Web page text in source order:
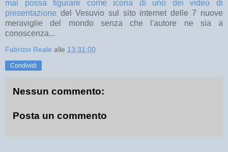
mai possa figurare come icona di uno dei video di
presentazione del Vesuvio sul sito internet delle 7 nuove
meraviglie del mondo senza che l'autore ne sia a
conoscenza...
Fabrizio Reale alle 13:31:00
Condividi
Nessun commento:
Posta un commento